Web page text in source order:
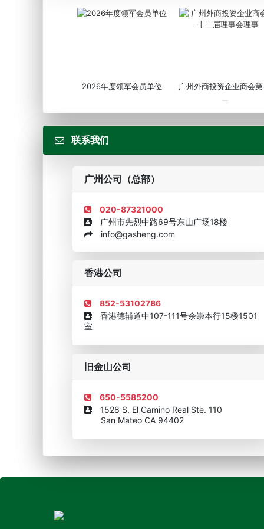
2026年度领军会员单位
广州外商投资企业商会
届...
企业诚信AAAAA奖牌2015 欧美澳最具价值品牌移
联系我们
广州公司（总部）
020-87321000
广州市先烈中路69号东山广场18楼
info@gasheng.com
香港公司
852-53102786
香港德辅道中107-111号余崇本行15楼1501
室
旧金山公司
650-5585200
1528 S. El Camino Real Ste. 110
San Mateo CA 94402